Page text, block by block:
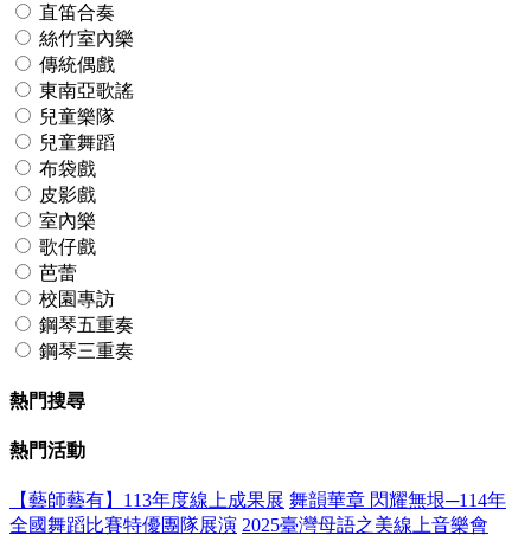
直笛合奏
絲竹室內樂
傳統偶戲
東南亞歌謠
兒童樂隊
兒童舞蹈
布袋戲
皮影戲
室內樂
歌仔戲
芭蕾
校園專訪
鋼琴五重奏
鋼琴三重奏
熱門搜尋
熱門活動
【藝師藝有】113年度線上成果展 舞韻華章 閃耀無垠─114年
全國舞蹈比賽特優團隊展演 2025臺灣母語之美線上音樂會